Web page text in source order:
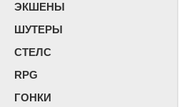
ЭКШЕНЫ
ШУТЕРЫ
СТЕЛС
RPG
ГОНКИ